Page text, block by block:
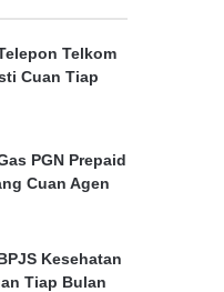
Telkom
Cuan Tiap
PGN Prepaid
Cuan Agen
Kesehatan
Tiap Bulan